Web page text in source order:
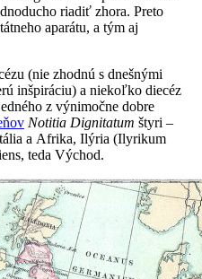
riadiť zhora. Preto
aparátu, a tým aj
(nie zhodnú s dnešnými
inšpiráciu) a niekoľko diecéz
z výnimočne dobre
Notitia Dignitatum štyri –
a Afrika, Ilýria (Ilyrikum
teda Východ.